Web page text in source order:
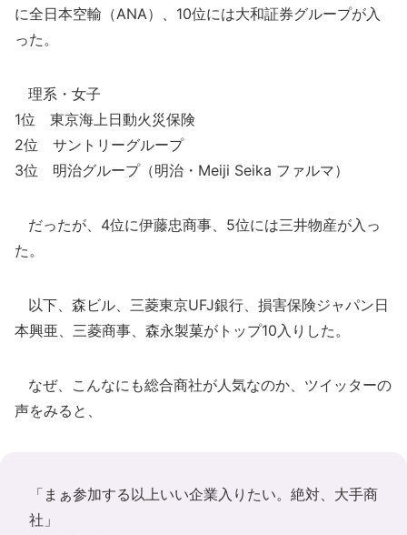
に全日本空輸（ANA）、10位には大和証券グループが入
った。
理系・女子
1位 東京海上日動火災保険
2位 サントリーグループ
3位 明治グループ（明治・Meiji Seika ファルマ）
だったが、4位に伊藤忠商事、5位には三井物産が入っ
た。
以下、森ビル、三菱東京UFJ銀行、損害保険ジャパン日
本興亜、三菱商事、森永製菓がトップ10入りした。
なぜ、こんなにも総合商社が人気なのか、ツイッターの
声をみると、
「まぁ参加する以上いい企業入りたい。絶対、大手商
社」